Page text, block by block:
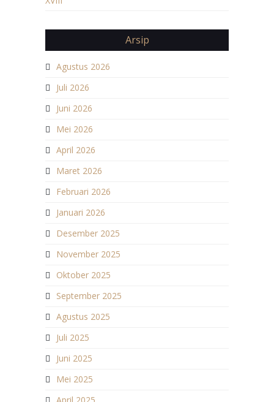
Arsip
Agustus 2026
Juli 2026
Juni 2026
Mei 2026
April 2026
Maret 2026
Februari 2026
Januari 2026
Desember 2025
November 2025
Oktober 2025
September 2025
Agustus 2025
Juli 2025
Juni 2025
Mei 2025